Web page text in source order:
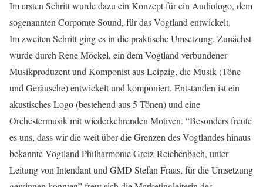
Im ersten Schritt wurde dazu ein Konzept für ein Audiologo, dem
sogenannten Corporate Sound, für das Vogtland entwickelt.
Im zweiten Schritt ging es in die praktische Umsetzung. Zunächst
wurde durch Rene Möckel, ein dem Vogtland verbundener
Musikproduzent und Komponist aus Leipzig, die Musik (Töne
und Geräusche) entwickelt und komponiert. Entstanden ist ein
akustisches Logo (bestehend aus 5 Tönen) und eine
Orchestermusik mit wiederkehrenden Motiven. “Besonders freute
es uns, dass wir die weit über die Grenzen des Vogtlandes hinaus
bekannte Vogtland Philharmonie Greiz-Reichenbach, unter
Leitung von Intendant und GMD Stefan Fraas, für die Umsetzung